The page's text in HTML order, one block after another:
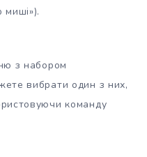
миші»).
з набором
вибрати один з них,
команду